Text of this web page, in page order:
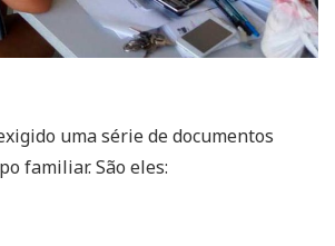
uma série de documentos
familiar. São eles: